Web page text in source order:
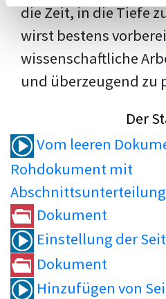
die Zeit, in die Tiefe
wirst bestens
wissenschaftliche
und überzeugend zu
Der
Vom leeren
Rohdokument mit
Dokument
Einstellung der
Dokument
Hinzufügen von